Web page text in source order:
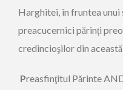
Harghitei, în fruntea unui
preacucernici părinți
credincioşilor din
Preasfinţitul Părinte